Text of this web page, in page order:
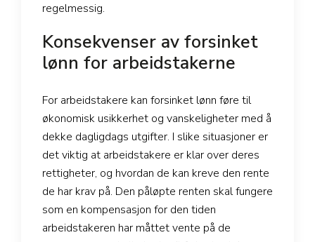
regelmessig.
Konsekvenser av forsinket
lønn for arbeidstakerne
For arbeidstakere kan forsinket lønn føre til
økonomisk usikkerhet og vanskeligheter med å
dekke dagligdags utgifter. I slike situasjoner er
det viktig at arbeidstakere er klar over deres
rettigheter, og hvordan de kan kreve den rente
de har krav på. Den påløpte renten skal fungere
som en kompensasjon for den tiden
arbeidstakeren har måttet vente på de